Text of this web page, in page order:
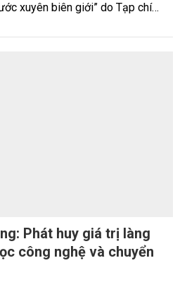
xuyên biên giới” do Tạp chí
tổ chức ngày 10/7/2026. Hội
Phát huy giá trị làng
công nghệ và chuyển